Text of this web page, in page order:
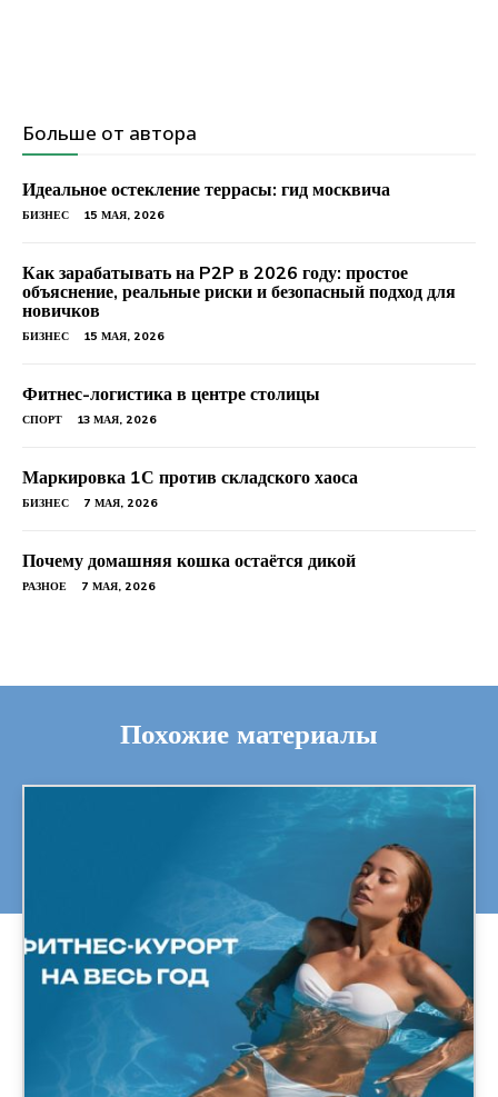
Больше от автора
Идеальное остекление террасы: гид москвича
БИЗНЕС 15 МАЯ, 2026
Как зарабатывать на P2P в 2026 году: простое
объяснение, реальные риски и безопасный подход для
новичков
БИЗНЕС 15 МАЯ, 2026
Фитнес-логистика в центре столицы
СПОРТ 13 МАЯ, 2026
Маркировка 1С против складского хаоса
БИЗНЕС 7 МАЯ, 2026
Почему домашняя кошка остаётся дикой
РАЗНОЕ 7 МАЯ, 2026
Похожие материалы